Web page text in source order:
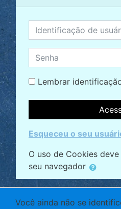
Identificação de usuário
Senha
Lembrar
Esqueceu o seu
O uso de Cookies
seu navegador
Você ainda não se